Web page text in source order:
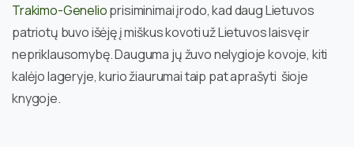
Trakimo-Genelioprisiminimai įrodo, kad daug Lietuvos
patriotų buvo išėję į miškus kovoti už Lietuvos laisvę ir
nepriklausomybę. Dauguma jų žuvo nelygioje kovoje, kiti
kalėjo lageryje, kurio žiaurumai taip pat aprašyti šioje
knygoje.